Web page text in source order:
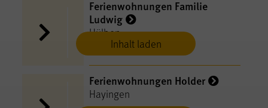
Inhalt laden
Ferienwohnungen Familie
Ludwig
Hülben
Ferienwohnungen Holder
Hayingen